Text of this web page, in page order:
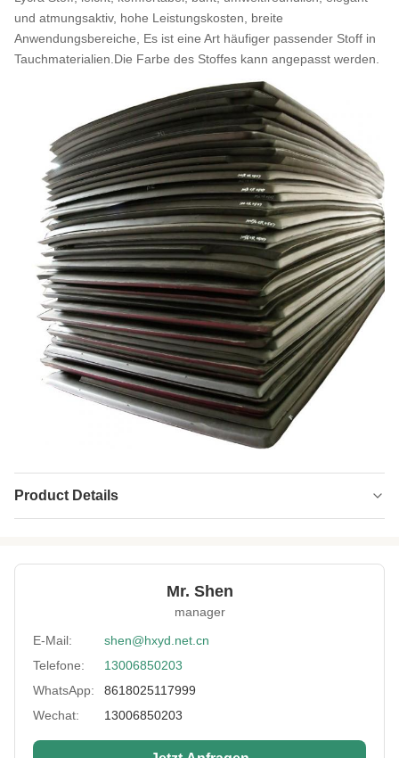
und atmungsaktiv, hohe Leistungskosten, breite
Anwendungsbereiche, Es ist eine Art häufiger passender Stoff in
Tauchmaterialien.Die Farbe des Stoffes kann angepasst werden.
Product Details
Neoprene Color: Schwarz, weiß
individuell angepasst
Feature: Wasserdicht, schockdicht, warm halten.
Process: laminiert
Usage: Heizweste, Gürtel, Ofenhandschuh, Tasche
Mr. Shen
manager
E-Mail:
shen@hxyd.net.cn
Telefone:
13006850203
WhatsApp:
8618025117999
Wechat:
13006850203